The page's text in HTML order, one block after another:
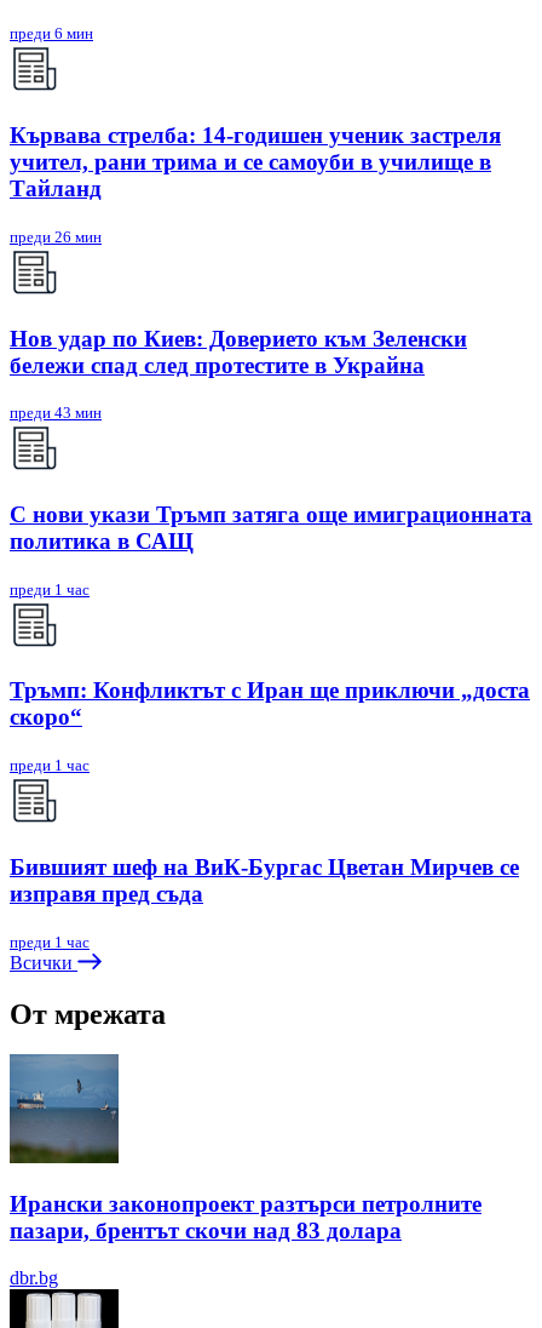
преди 6 мин
Кървава стрелба: 14-годишен ученик застреля
учител, рани трима и се самоуби в училище в
Тайланд
преди 26 мин
Нов удар по Киев: Доверието към Зеленски
бележи спад след протестите в Украйна
преди 43 мин
С нови укази Тръмп затяга още имиграционната
политика в САЩ
преди 1 час
Тръмп: Конфликтът с Иран ще приключи „доста
скоро“
преди 1 час
Бившият шеф на ВиК-Бургас Цветан Мирчев се
изправя пред съда
преди 1 час
Всички
От мрежата
Ирански законопроект разтърси петролните
пазари, брентът скочи над 83 долара
dbr.bg